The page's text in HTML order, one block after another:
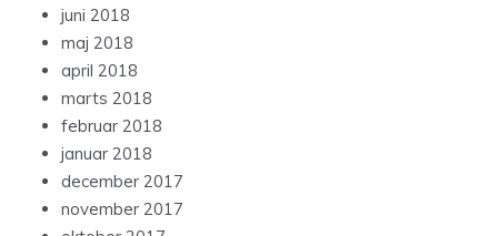
juni 2018
maj 2018
april 2018
marts 2018
februar 2018
januar 2018
december 2017
november 2017